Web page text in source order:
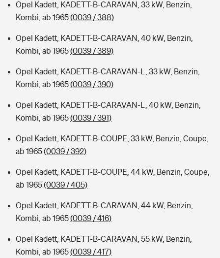
Opel Kadett, KADETT-B-CARAVAN, 33 kW, Benzin,
Kombi, ab 1965(0039 / 388)
Opel Kadett, KADETT-B-CARAVAN, 40 kW, Benzin,
Kombi, ab 1965(0039 / 389)
Opel Kadett, KADETT-B-CARAVAN-L, 33 kW, Benzin,
Kombi, ab 1965(0039 / 390)
Opel Kadett, KADETT-B-CARAVAN-L, 40 kW, Benzin,
Kombi, ab 1965(0039 / 391)
Opel Kadett, KADETT-B-COUPE, 33 kW, Benzin, Coupe,
ab 1965(0039 / 392)
Opel Kadett, KADETT-B-COUPE, 44 kW, Benzin, Coupe,
ab 1965(0039 / 405)
Opel Kadett, KADETT-B-CARAVAN, 44 kW, Benzin,
Kombi, ab 1965(0039 / 416)
Opel Kadett, KADETT-B-CARAVAN, 55 kW, Benzin,
Kombi, ab 1965(0039 / 417)